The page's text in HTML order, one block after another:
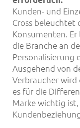
Kunden- und
Cross beleuchtet
Konsumenten.
die Branche an
Personalisierung
Ausgehend von
Verbraucher wird
es für die
Marke wichtig